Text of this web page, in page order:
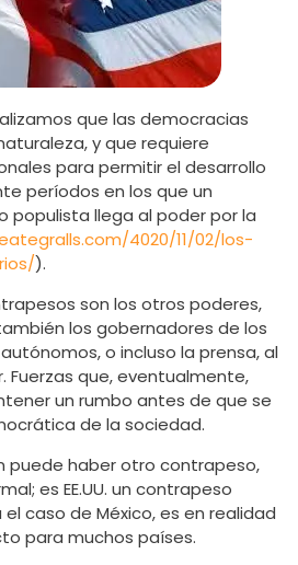
que las democracias
y que requiere
para permitir el desarrollo
períodos en los que un
populista llega al poder por la
4020/11/02/los-
).
son los otros poderes,
los gobernadores de los
o incluso la prensa, al
Fuerzas que, eventualmente,
un rumbo antes de que se
de la sociedad.
puede haber otro contrapeso,
es EE.UU. un contrapeso
caso de México, es en realidad
para muchos países.